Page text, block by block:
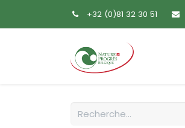
+32 (0)81 32 30 51